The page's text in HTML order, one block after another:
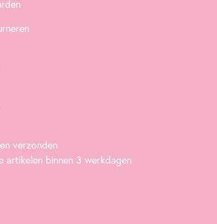
verzonden
artikelen binnen 3 werkdagen